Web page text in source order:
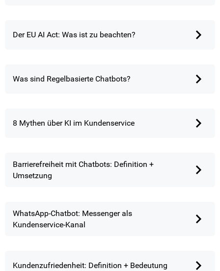
Der EU AI Act: Was ist zu beachten?
Was sind Regelbasierte Chatbots?
8 Mythen über KI im Kundenservice
Barrierefreiheit mit Chatbots: Definition +
Umsetzung
WhatsApp-Chatbot: Messenger als
Kundenservice-Kanal
Kundenzufriedenheit: Definition + Bedeutung